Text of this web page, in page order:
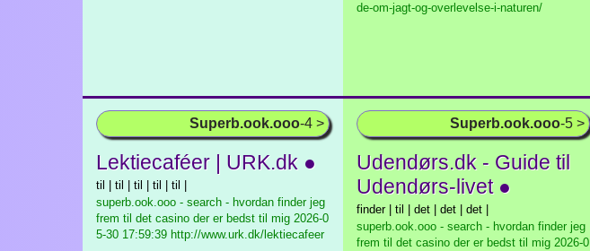
de-om-jagt-og-overlevelse-i-naturen/
Superb.ook.ooo-4 >
Lektiecaféer | URK.dk ●
til | til | til | til | til |
superb.ook.ooo - search - hvordan finder jeg
frem til det casino der er bedst til mig 2026-0
5-30 17:59:39 http://www.urk.dk/lektiecafeer
Superb.ook.ooo-5 >
Udendørs.dk - Guide til
Udendørs-livet ●
finder | til | det | det | det |
superb.ook.ooo - search - hvordan finder jeg
frem til det casino der er bedst til mig 2026-0